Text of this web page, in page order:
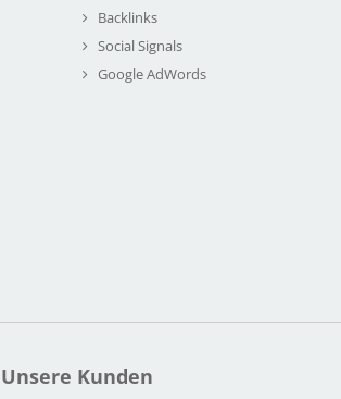
Backlinks
Social Signals
Google AdWords
Unsere Kunden